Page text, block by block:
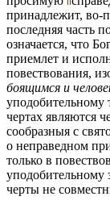
принадлежит, во-
последняя часть
означается, что
приемлет и
повествования,
боящимся и
уподобительному
чертах являются
сообразныя с
о неправедном
только в
уподобительному
черты не